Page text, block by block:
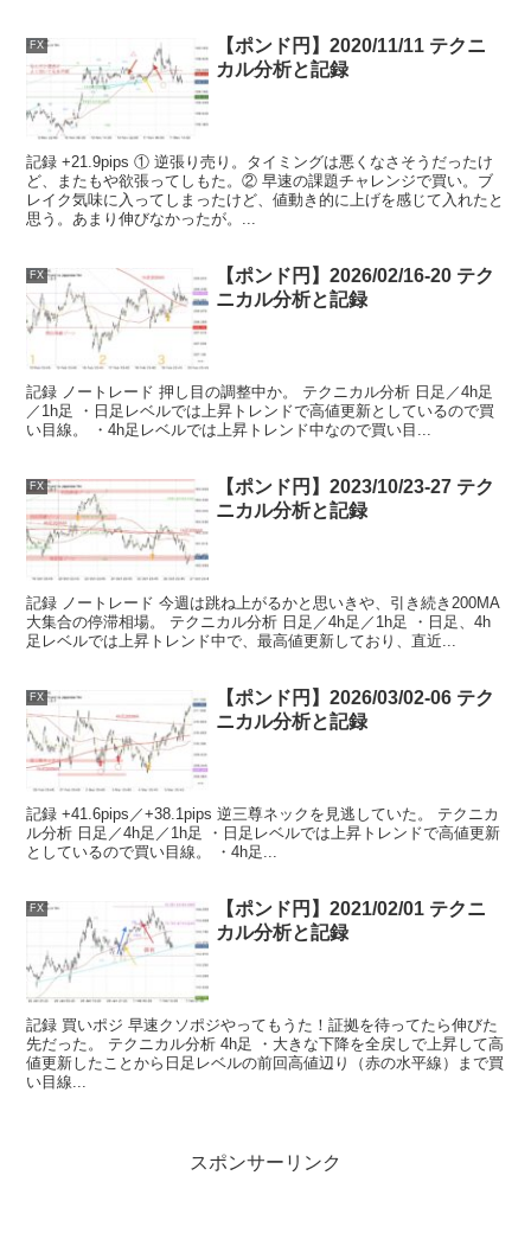
FX
【ポンド円】2020/11/11 テクニ
カル分析と記録
記録 +21.9pips ① 逆張り売り。タイミングは悪くなさそうだったけ
ど、またもや欲張ってしもた。② 早速の課題チャレンジで買い。ブ
レイク気味に入ってしまったけど、値動き的に上げを感じて入れたと
思う。あまり伸びなかったが。...
FX
【ポンド円】2026/02/16-20 テク
ニカル分析と記録
記録 ノートレード 押し目の調整中か。 テクニカル分析 日足／4h足
／1h足 ・日足レベルでは上昇トレンドで高値更新としているので買
い目線。 ・4h足レベルでは上昇トレンド中なので買い目...
FX
【ポンド円】2023/10/23-27 テク
ニカル分析と記録
記録 ノートレード 今週は跳ね上がるかと思いきや、引き続き200MA
大集合の停滞相場。 テクニカル分析 日足／4h足／1h足 ・日足、4h
足レベルでは上昇トレンド中で、最高値更新しており、直近...
FX
【ポンド円】2026/03/02-06 テク
ニカル分析と記録
記録 +41.6pips／+38.1pips 逆三尊ネックを見逃していた。 テクニカ
ル分析 日足／4h足／1h足 ・日足レベルでは上昇トレンドで高値更新
としているので買い目線。 ・4h足...
FX
【ポンド円】2021/02/01 テクニ
カル分析と記録
記録 買いポジ 早速クソポジやってもうた！証拠を待ってたら伸びた
先だった。 テクニカル分析 4h足 ・大きな下降を全戻しで上昇して高
値更新したことから日足レベルの前回高値辺り（赤の水平線）まで買
い目線...
スポンサーリンク